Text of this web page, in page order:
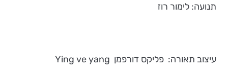
תנועה: לימור רוז
עיצוב תאורה: פליקס דורפמן Ying ve yang